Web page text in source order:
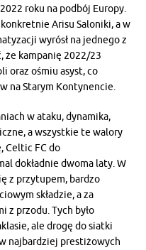
roku na podbój Europy.
Arisu Saloniki, a w
wyrósł na jednego z
że kampanię 2022/23
oraz ośmiu asyst, co
na Starym Kontynencie.
w ataku, dynamika,
a wszystkie te walory
Celtic FC do
dokładnie dwoma laty. W
z przytupem, bardzo
składzie, a za
z przodu. Tych było
ale drogę do siatki
najbardziej prestiżowych